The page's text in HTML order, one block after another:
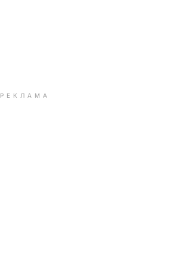
РЕКЛАМА